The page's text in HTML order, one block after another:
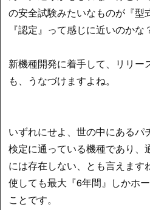
の安全試験みたいなものが『型
『認定』って感じに近いのかな
新機種開発に着手して、リリ
も、うなづけますよね。
いずれにせよ、世の中にあるパ
検定に通っている機種であり、
には存在しない、とも言えます
使しても最大『6年間』しかホ
ことです。